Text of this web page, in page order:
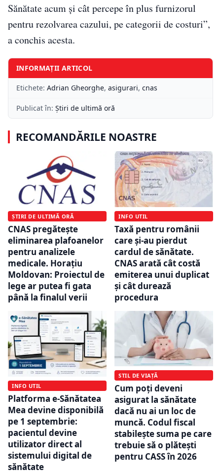
Sănătate acum şi cât percepe în plus furnizorul
pentru rezolvarea cazului, pe categorii de costuri”,
a conchis acesta.
INFORMAȚII ARTICOL
Etichete: Adrian Gheorghe, asigurari, cnas
Publicat în: Știri de ultimă oră
RECOMANDĂRILE NOASTRE
ȘTIRI DE ULTIMĂ ORĂ
CNAS pregătește
eliminarea plafoanelor
pentru analizele
medicale. Horațiu
Moldovan: Proiectul de
lege ar putea fi gata
până la finalul verii
INFO UTIL
Taxă pentru românii
care și-au pierdut
cardul de sănătate.
CNAS arată cât costă
emiterea unui duplicat
și cât durează
procedura
INFO UTIL
Platforma e-Sănătatea
Mea devine disponibilă
pe 1 septembrie:
pacientul devine
utilizator direct al
sistemului digital de
sănătate
STIL DE VIAȚĂ
Cum poți deveni
asigurat la sănătate
dacă nu ai un loc de
muncă. Codul fiscal
stabilește suma pe care
trebuie să o plătești
pentru CASS în 2026